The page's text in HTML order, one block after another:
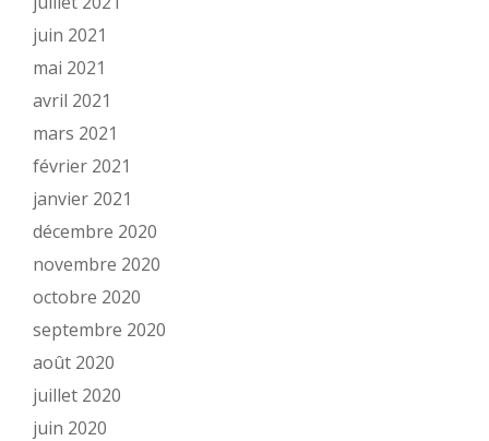
juin 2021
mai 2021
avril 2021
mars 2021
février 2021
janvier 2021
décembre 2020
novembre 2020
octobre 2020
septembre 2020
août 2020
juillet 2020
juin 2020